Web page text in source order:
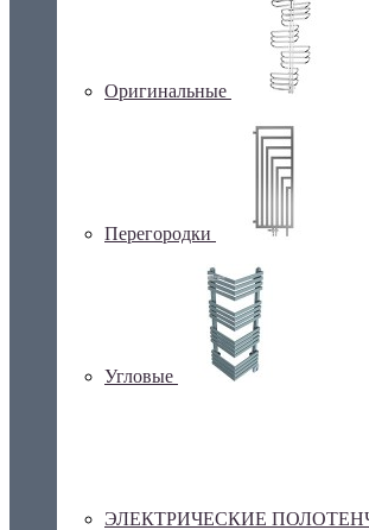
Оригинальные
Перегородки
Угловые
ЭЛЕКТРИЧЕСКИЕ